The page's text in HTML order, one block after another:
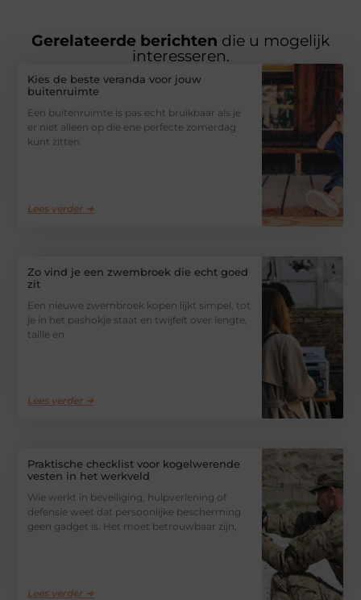
Gerelateerde berichten die u mogelijk
interesseren.
Kies de beste veranda voor jouw
buitenruimte
Een buitenruimte is pas echt bruikbaar als je
er niet alleen op die ene perfecte zomerdag
kunt zitten.
Lees verder ➜
Zo vind je een zwembroek die echt goed
zit
Een nieuwe zwembroek kopen lijkt simpel, tot
je in het pashokje staat en twijfelt over lengte,
taille en
Lees verder ➜
Praktische checklist voor kogelwerende
vesten in het werkveld
Wie werkt in beveiliging, hulpverlening of
defensie weet dat persoonlijke bescherming
geen gadget is. Het moet betrouwbaar zijn,
Lees verder ➜